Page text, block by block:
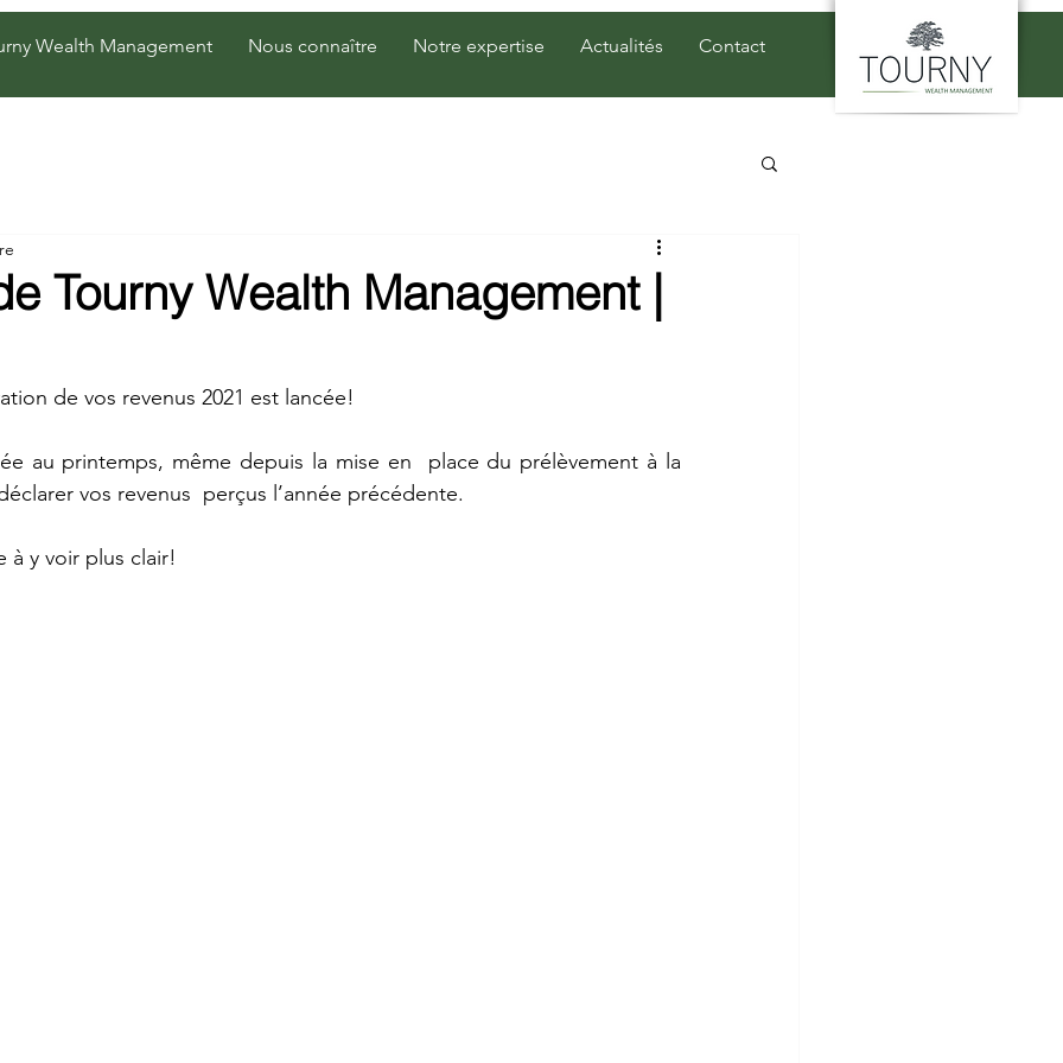
Wealth Management Nous connaître Notre expertise Actualités Contact
Tourny Wealth Management |
de vos revenus 2021 est lancée!
au printemps, même depuis la mise en  place du prélèvement à la
vos revenus  perçus l’année précédente.
à y voir plus clair!